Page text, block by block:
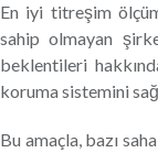
En iyi titreşim
sahip olmayan
beklentileri
koruma sistemini
Bu amaçla, bazı